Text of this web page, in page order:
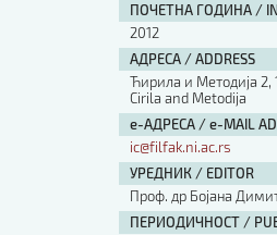
ПОЧЕТНА ГОДИНА /
2012
АДРЕСА / ADDRESS
Ћирила и Методија
Cirila and Metodija
е-АДРЕСА / e-MAIL
ic@filfak.ni.ac.rs
УРЕДНИК / EDITOR
Проф. др Бојана
ПЕРИОДИЧНОСТ /